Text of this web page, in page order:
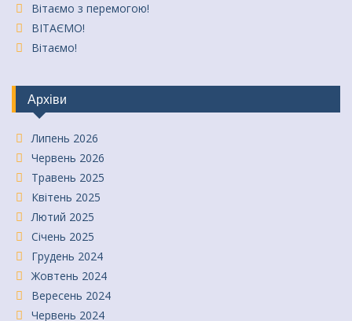
Вітаємо з перемогою!
ВІТАЄМО!
Вітаємо!
Архіви
Липень 2026
Червень 2026
Травень 2025
Квітень 2025
Лютий 2025
Січень 2025
Грудень 2024
Жовтень 2024
Вересень 2024
Червень 2024